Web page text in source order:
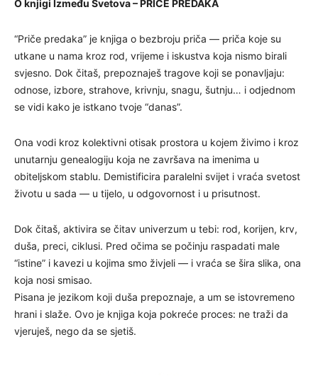
O knjigi Između Svetova – PRIČE PREDAKA
“Priče predaka” je knjiga o bezbroju priča — priča koje su
utkane u nama kroz rod, vrijeme i iskustva koja nismo birali
svjesno. Dok čitaš, prepoznaješ tragove koji se ponavljaju:
odnose, izbore, strahove, krivnju, snagu, šutnju… i odjednom
se vidi kako je istkano tvoje “danas”.
Ona vodi kroz kolektivni otisak prostora u kojem živimo i kroz
unutarnju genealogiju koja ne završava na imenima u
obiteljskom stablu. Demistificira paralelni svijet i vraća svetost
životu u sada — u tijelo, u odgovornost i u prisutnost.
Dok čitaš, aktivira se čitav univerzum u tebi: rod, korijen, krv,
duša, preci, ciklusi. Pred očima se počinju raspadati male
“istine” i kavezi u kojima smo živjeli — i vraća se šira slika, ona
koja nosi smisao.
Pisana je jezikom koji duša prepoznaje, a um se istovremeno
hrani i slaže. Ovo je knjiga koja pokreće proces: ne traži da
vjeruješ, nego da se sjetiš.